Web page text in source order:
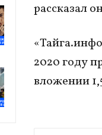
рассказал
2020 году
вложении